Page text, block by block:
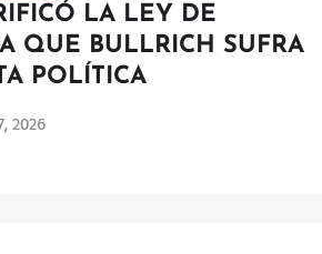
LA LEY DE
QUE BULLRICH SUFRA
POLÍTICA
2026